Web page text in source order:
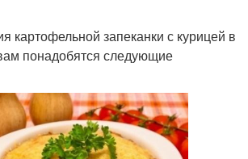
картофельной запеканки с курицей в
понадобятся следующие